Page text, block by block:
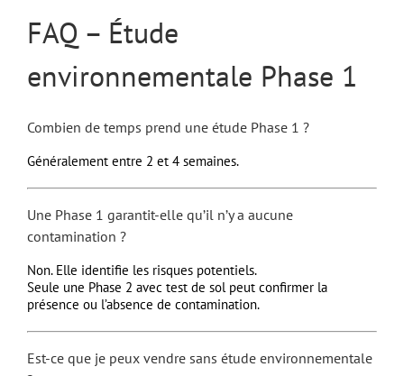
FAQ – Étude
environnementale Phase 1
Combien de temps prend une étude Phase 1 ?
Généralement entre 2 et 4 semaines.
Une Phase 1 garantit-elle qu’il n’y a aucune
contamination ?
Non. Elle identifie les risques potentiels.
Seule une Phase 2 avec test de sol peut confirmer la
présence ou l’absence de contamination.
Est-ce que je peux vendre sans étude environnementale